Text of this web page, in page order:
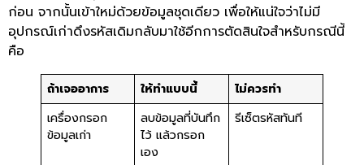
ก่อน จากนั้นเข้าใหม่ด้วยข้อมูลชุดเดียว เพื่อให้แน่ใจว่าไม่มี
อุปกรณ์เก่าดึงรหัสเดิมกลับมาใช้อีกการตัดสินใจสำหรับกรณีนี้
คือ
ถ้าเจออาการ ให้ทำแบบนี้
ไม่ควรทำ
เครื่องกรอก
ข้อมูลเก่า
ลบข้อมูลที่บันทึก
ไว้ แล้วกรอก
เอง
รีเซ็ตรหัสทันที